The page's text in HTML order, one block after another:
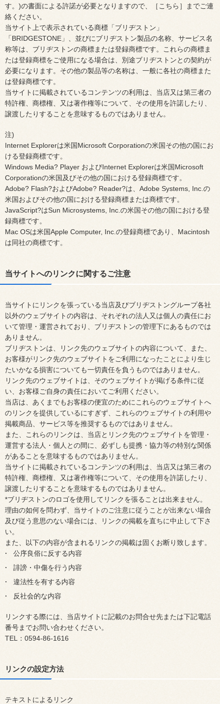
す。)の書面による許諾が必要となりますので、［こちら］までご連
絡ください。
当サイト上で表示されている商標「ブリヂストン」
「BRIDGESTONE」、並びにブリヂストン製品の名称、サービス名
称等は、ブリヂストンの商標または登録商標です。これらの商標ま
たは登録商標をご使用になる場合は、別途ブリヂストンとの契約が
必要になります。その他の製品等の名称は、一般に各社の商標また
は登録商標です。
当サイトに掲載されているコンテンツの利用は、当店又は第三者の
特許権、商標権、又は著作権等について、その使用を許諾したり、
譲渡したりすることを意味するものではありません。
注)
Internet Explorerは米国Microsoft Corporationの米国その他の国にお
ける登録商標です。
Windows Media? Player およびInternet Explorerは米国Microsoft
Corporationの米国及びその他の国における登録商標です。
Adobe? Flash?およびAdobe? Reader?は、Adobe Systems, Inc.の
米国およびその他の国における登録商標または商標です。
JavaScript?はSun Microsystems, Inc.の米国その他の国における登
録商標です。
Mac OSは米国Apple Computer, Inc.の登録商標であり、Macintosh
は同社の商標です。
当サイトへのリンクに関するご注意
当サイトにリンクを張っている当店及びブリヂストングループ各社
以外のウェブサイトの内容は、それぞれの法人又は個人の責任にお
いて管理・運営されており、ブリヂストンの管理下にあるものでは
ありません。
ブリヂストンは、リンク先のウェブサイトの内容について、また、
お客様がリンク先のウェブサイトをご利用になったことにより生じ
たいかなる損害についても一切責任を負うものではありません。
リンク先のウェブサイトは、そのウェブサイトが掲げる条件に従
い、お客様ご自身の責任においてご利用ください。
当店は、あくまでもお客様の便宜のためにこれらのウェブサイトへ
のリンクを提供しているにすぎず、これらのウェブサイトの利用や
掲載商品、サービス等を推奨するものではありません。
また、これらのリンクは、当店とリンク先のウェブサイトを管理・
運営する法人・個人との間に、必ずしも提携・協力等の特別な関係
があることを意味するものではありません。
当サイトに掲載されているコンテンツの利用は、当店又は第三者の
特許権、商標権、又は著作権等について、その使用を許諾したり、
譲渡したりすることを意味するものではありません。
*ブリヂストンのロゴを使用してリンクを張ることは出来ません。
理由の如何を問わず、当サイトのご注意に従うことが出来ない場合
及び従う意思のない場合には、リンクの掲載を直ちに中止して下さ
い。
また、以下の内容が含まれるリンクの掲載は固くお断り致します。
公序良俗に反する内容
誹謗・中傷を行う内容
違法性を有する内容
反社会的な内容
リンクする際には、当店サイトに記載のお問合せ先または下記電話
番号までお問い合わせください。
TEL：0594-86-1616
リンクの設定方法
テキストによるリンク